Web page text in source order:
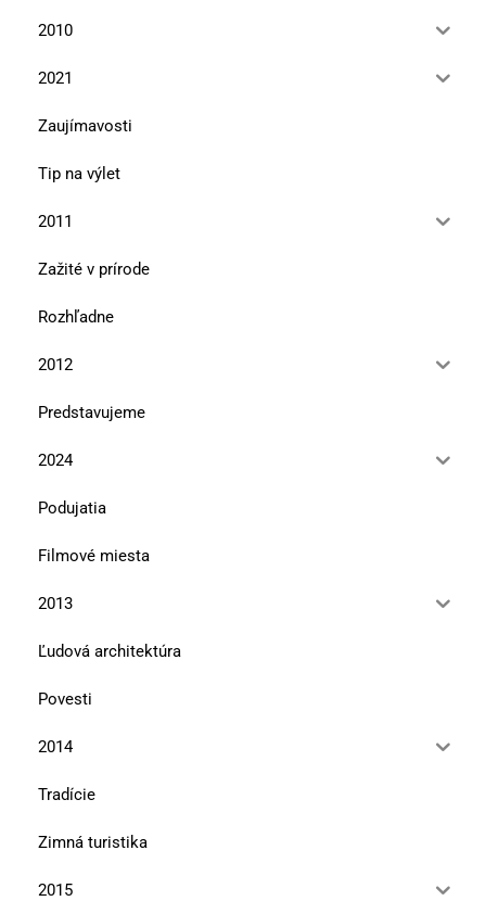
2010
2021
Zaujímavosti
Tip na výlet
2011
Zažité v prírode
Rozhľadne
2012
Predstavujeme
2024
Podujatia
Filmové miesta
2013
Ľudová architektúra
Povesti
2014
Tradície
Zimná turistika
2015